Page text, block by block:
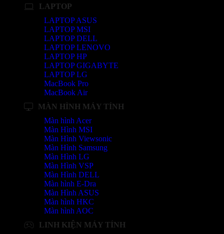
LAPTOP
LAPTOP ASUS
LAPTOP MSI
LAPTOP DELL
LAPTOP LENOVO
LAPTOP HP
LAPTOP GIGABYTE
LAPTOP LG
MacBook Pro
MacBook Air
MÀN HÌNH MÁY TÍNH
Màn hình Acer
Màn Hình MSI
Màn Hình Viewsonic
Màn Hình Samsung
Màn Hình LG
Màn Hình VSP
Màn Hình DELL
Màn hình E-Dra
Màn Hình ASUS
Màn hình HKC
Màn hình AOC
LINH KIỆN MÁY TÍNH